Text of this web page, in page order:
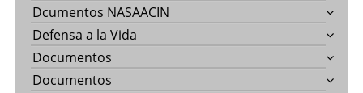
Dcumentos NASAACIN
Defensa a la Vida
Documentos
Documentos